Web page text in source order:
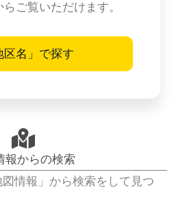
らご覧いただけます。
区名」で探す
報からの検索
情報」から検索をして見つ